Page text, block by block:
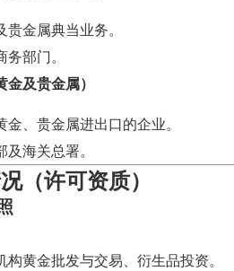
贵金属典当业务。
务部门。
及贵金属）
金、贵金属进出口的企业。
及海关总署。
（许可资质）
黄金批发与交易、衍生品投资。